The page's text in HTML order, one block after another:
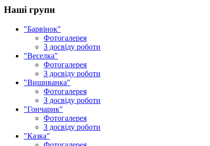
Наші групи
"Барвінок"
Фотогалерея
З досвіду роботи
"Веселка"
Фотогалерея
З досвіду роботи
"Вишиванка"
Фотогалерея
З досвіду роботи
"Гончарик"
Фотогалерея
З досвіду роботи
"Казка"